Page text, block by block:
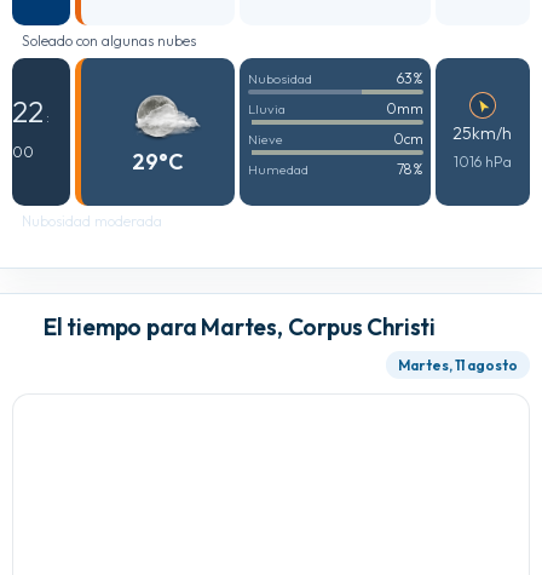
Soleado con algunas nubes
22 :
00
29°C
Nubosidad 63%
Lluvia 0mm
Nieve 0cm
Humedad 78%
25km/h
1016 hPa
Nubosidad moderada
El tiempo para Martes, Corpus Christi
Martes, 11 agosto